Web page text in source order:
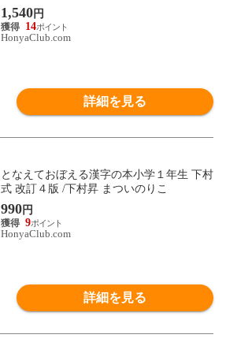
鈴木美緒
1,540円
14
HonyaClub.com
詳細を見る
となえておぼえる漢字の本小学１年生 下村
式 改訂４版 /下村昇 まついのりこ
990円
9
HonyaClub.com
詳細を見る